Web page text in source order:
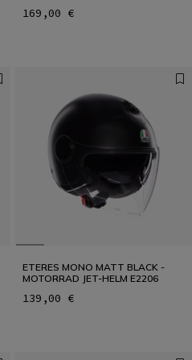
169,00 €
ETERES MONO MATT BLACK -
MOTORRAD JET-HELM E2206
139,00 €